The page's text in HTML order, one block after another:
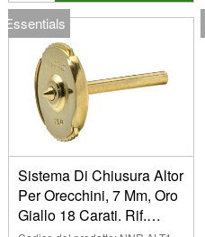
Essentials
Sistema Di Chiusura Altor
Per Orecchini, 7 Mm, Oro
Giallo 18 Carati. Rif.